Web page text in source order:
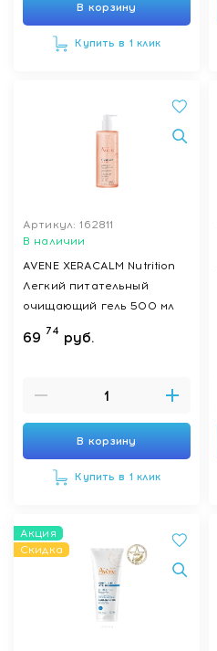
В корзину
Купить в 1 клик
Артикул: 162811
В наличии
AVENE XERACALM Nutrition
Легкий питательный
очищающий гель 500 мл
69 74 руб.
В корзину
Купить в 1 клик
Акция
Скидка